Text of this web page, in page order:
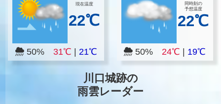
現在温度
22℃
50% 31℃ 21℃
同時刻の
予想温度
22℃
50% 24℃ 19℃
川口城跡の
雨雲レーダー